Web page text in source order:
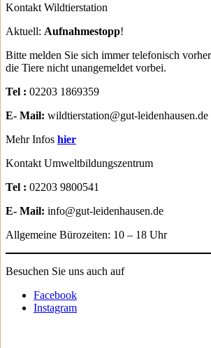
Kontakt Wildtierstation
Aktuell: Aufnahmestopp!
Bitte melden Sie sich immer telefonisch
die Tiere nicht unangemeldet vorbei.
Tel : 02203 1869359
E- Mail: wildtierstation@gut-leidenhausen.de
Mehr Infos hier
Kontakt Umweltbildungszentrum
Tel : 02203 9800541
E- Mail: info@gut-leidenhausen.de
Allgemeine Bürozeiten: 10 – 18 Uhr
Besuchen Sie uns auch auf
Facebook
Instagram